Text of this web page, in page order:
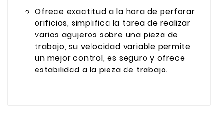
Ofrece exactitud a la hora de perforar
orificios, simplifica la tarea de realizar
varios agujeros sobre una pieza de
trabajo, su velocidad variable permite
un mejor control, es seguro y ofrece
estabilidad a la pieza de trabajo.